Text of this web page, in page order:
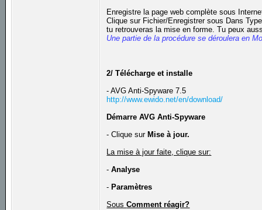
Enregistre la page web complète sous
Clique sur Fichier/Enregistrer sous Dans
tu retrouveras la mise en forme. Tu peux
Une partie de la procédure se déroulera en
2/ Télécharge et installe
- AVG Anti-Spyware 7.5
http://www.ewido.net/en/download/
Démarre AVG Anti-Spyware
- Clique sur Mise à jour.
La mise à jour faite, clique sur:
-Analyse
- Paramètres
SousComment réagir?